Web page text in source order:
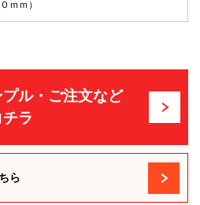
ｍｍ）
ル・ご注文など
ラ
ら